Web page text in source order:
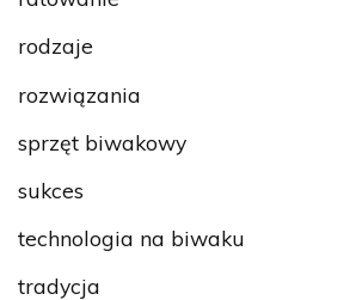
rodzaje
rozwiązania
sprzęt biwakowy
sukces
technologia na biwaku
tradycja